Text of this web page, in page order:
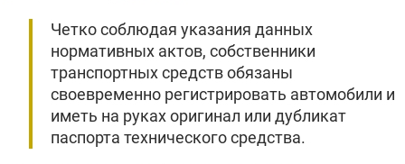
Четко соблюдая указания данных
нормативных актов, собственники
транспортных средств обязаны
своевременно регистрировать автомобили и
иметь на руках оригинал или дубликат
паспорта технического средства.